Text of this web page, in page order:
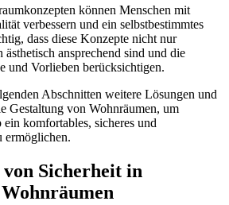
können Menschen mit
verbessern und ein selbstbestimmtes
dass diese Konzepte nicht nur
ansprechend sind und die
und Vorlieben berücksichtigen.
Abschnitten weitere Lösungen und
Gestaltung von Wohnräumen, um
komfortables, sicheres und
ermöglichen.
Sicherheit in